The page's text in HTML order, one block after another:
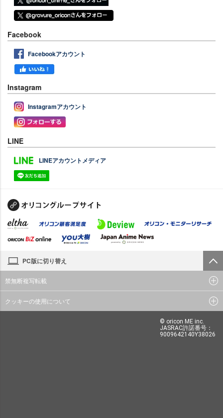
Facebook
Facebookアカウント
Instagram
Instagramアカウント
LINE
LINEアカウントメディア
PC版に切り替え
禁無断複写転載
クッキーの使用について
© oricon ME inc.
JASRAC許諾番号：
9009642140Y38026